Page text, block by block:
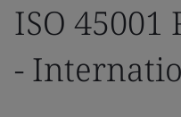
ISO 45001
-